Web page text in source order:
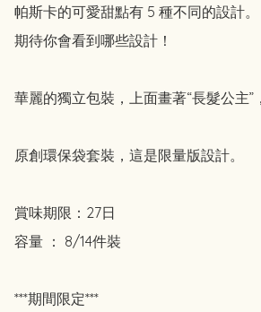
帕斯卡的可愛甜點有 5 種不同的設計。
期待你會看到哪些設計！
華麗的獨立包裝，上面畫著“長髮公主”
原創環保袋套裝，這是限量版設計。
賞味期限：27日
容量 ： 8/14件裝
***期間限定***